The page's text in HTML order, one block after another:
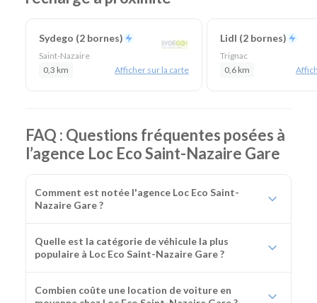
Sydego (2 bornes)
Saint-Nazaire
0,3 km
Afficher sur la carte
Lidl (2 bornes)
Trignac
0,6 km
FAQ : Questions fréquentes posées à
l’agence Loc Eco Saint-Nazaire Gare
Comment est notée l'agence Loc Eco Saint-
Nazaire Gare ?
Quelle est la catégorie de véhicule la plus
populaire à Loc Eco Saint-Nazaire Gare ?
Combien coûte une location de voiture en